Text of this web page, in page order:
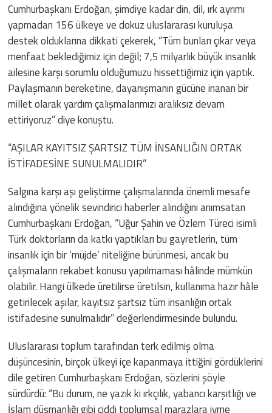
Cumhurbaşkanı Erdoğan, şimdiye kadar din, dil, ırk ayrımı
yapmadan 156 ülkeye ve dokuz uluslararası kuruluşa
destek olduklarına dikkati çekerek, “Tüm bunları çıkar veya
menfaat beklediğimiz için değil; 7,5 milyarlık büyük insanlık
ailesine karşı sorumlu olduğumuzu hissettiğimiz için yaptık.
Paylaşmanın bereketine, dayanışmanın gücüne inanan bir
millet olarak yardım çalışmalarımızı aralıksız devam
ettiriyoruz” diye konuştu.
“AŞILAR KAYITSIZ ŞARTSIZ TÜM İNSANLIĞIN ORTAK
İSTİFADESİNE SUNULMALIDIR”
Salgına karşı aşı geliştirme çalışmalarında önemli mesafe
alındığına yönelik sevindirici haberler alındığını anımsatan
Cumhurbaşkanı Erdoğan, “Uğur Şahin ve Özlem Türeci isimli
Türk doktorların da katkı yaptıkları bu gayretlerin, tüm
insanlık için bir ‘müjde’ niteliğine bürünmesi, ancak bu
çalışmaların rekabet konusu yapılmaması hâlinde mümkün
olabilir. Hangi ülkede üretilirse üretilsin, kullanıma hazır hâle
getirilecek aşılar, kayıtsız şartsız tüm insanlığın ortak
istifadesine sunulmalıdır” değerlendirmesinde bulundu.
Uluslararası toplum tarafından terk edilmiş olma
düşüncesinin, birçok ülkeyi içe kapanmaya ittiğini gördüklerini
dile getiren Cumhurbaşkanı Erdoğan, sözlerini şöyle
sürdürdü: “Bu durum, ne yazık ki ırkçılık, yabancı karşıtlığı ve
İslam düşmanlığı gibi ciddi toplumsal marazlara ivme